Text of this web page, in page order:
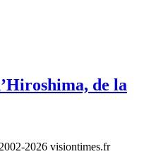
de la
2026 visiontimes.fr